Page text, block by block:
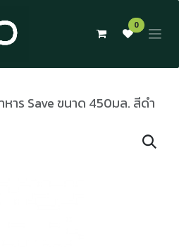
0
หาร Save ขนาด 450มล. สีดำ